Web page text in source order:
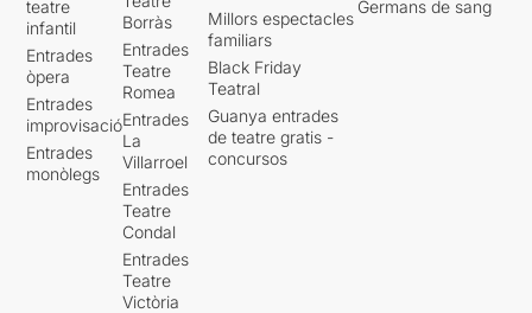
teatre
infantil
Entrades
òpera
Entrades
improvisació
Entrades
monòlegs
Borràs
Entrades
Teatre
Romea
Entrades
La
Villarroel
Entrades
Teatre
Condal
Entrades
Teatre
Victòria
Millors espectacles
familiars
Black Friday
Teatral
Guanya entrades
de teatre gratis -
concursos
Germans de sang